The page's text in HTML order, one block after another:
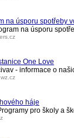
na úsporu spotřeby
na úsporu
One Love
- informace o
háje
pro školy a